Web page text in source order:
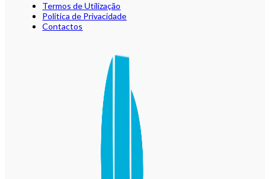
Termos de Utilização
Política de Privacidade
Contactos